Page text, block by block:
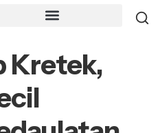
Kretek,